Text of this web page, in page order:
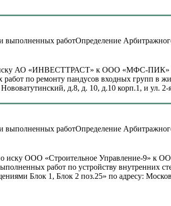
Определение
иску АО «ИНВЕСТТРАСТ» к ООО «МФС-ПИК»
работ по ремонту пандусов входных групп в
д.8, д. 10, д.10 корп.1, и ул.
Определение
иску ООО «Строительное Управление-9» к
работ по устройству внутренних
Блок 1, Блок 2 поз.25» по адресу: